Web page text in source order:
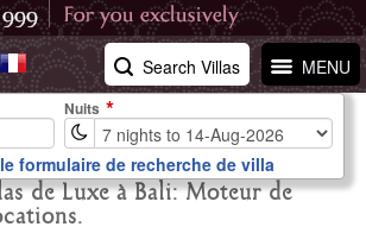
MENU
Search Villas
de Luxe à Bali: Moteur de
Nuits
formulaire de recherche de villa